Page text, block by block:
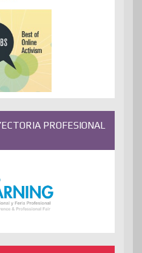
PROFESIONAL